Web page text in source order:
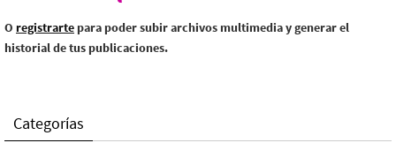
O registrarte para poder subir archivos multimedia y generar el
historial de tus publicaciones.
Categorías